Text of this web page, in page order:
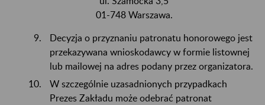
01-748 Warszawa.
Decyzja o przyznaniu patronatu honorowego jest
przekazywana wnioskodawcy w formie listownej
lub mailowej na adres podany przez organizatora.
W szczególnie uzasadnionych przypadkach
Prezes Zakładu może odebrać patronat